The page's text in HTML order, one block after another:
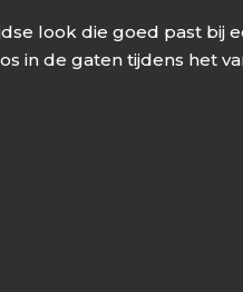
look die goed past
in de gaten tijdens het